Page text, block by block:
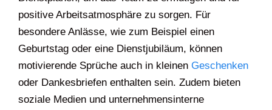
positive Arbeitsatmosphäre zu sorgen. Für
besondere Anlässe, wie zum Beispiel einen
Geburtstag oder eine Dienstjubiläum, können
motivierende Sprüche auch in kleinen Geschenken
oder Dankesbriefen enthalten sein. Zudem bieten
soziale Medien und unternehmensinterne